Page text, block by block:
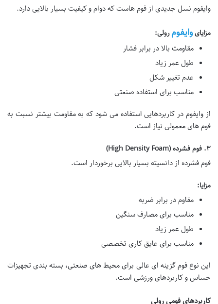
وایفوم نسل جدیدی از فوم هاست که دوام و کیفیت بسیار بالایی دارد.
مزایایوایفومرولی:
مقاومت بالا در برابر فشار
طول عمر زیاد
عدم تغییر شکل
مناسب برای استفاده صنعتی
از وایفوم در کاربردهایی استفاده می شود که به مقاومت بیشتر نسبت به
فوم های معمولی نیاز است.
۳. فوم فشرده (High Density Foam)
فوم فشرده از دانسیته بسیار بالایی برخوردار است.
مزایا:
مقاوم در برابر ضربه
مناسب برای مصارف سنگین
طول عمر زیاد
مناسب برای عایق کاری تخصصی
این نوع فوم گزینه ای عالی برای محیط های صنعتی، بسته بندی تجهیزات
حساس و کاربردهای ورزشی است.
کاربردهای فومی رولی